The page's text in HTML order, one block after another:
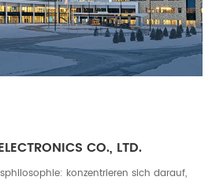
CO., LTD.
konzentrieren sich darauf,